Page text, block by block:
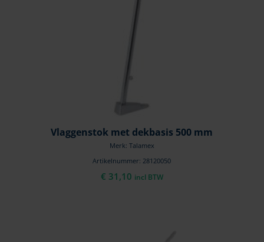
Vlaggenstok met dekbasis 500 mm
Merk: Talamex
Artikelnummer: 28120050
€ 31,10 incl BTW